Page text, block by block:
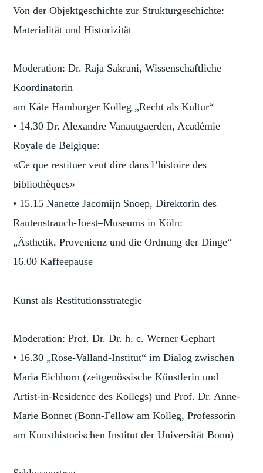
Von der Objektgeschichte zur Strukturgeschichte:
Materialität und Historizität
Moderation: Dr. Raja Sakrani, Wissenschaftliche
Koordinatorin
am Käte Hamburger Kolleg „Recht als Kultur“
• 14.30 Dr. Alexandre Vanautgaerden, Académie
Royale de Belgique:
«Ce que restituer veut dire dans l’histoire des
bibliothèques»
• 15.15 Nanette Jacomijn Snoep, Direktorin des
Rautenstrauch-Joest–Museums in Köln:
„Ästhetik, Provenienz und die Ordnung der Dinge“
16.00 Kaffeepause
Kunst als Restitutionsstrategie
Moderation: Prof. Dr. Dr. h. c. Werner Gephart
• 16.30 „Rose-Valland-Institut“ im Dialog zwischen
Maria Eichhorn (zeitgenössische Künstlerin und
Artist-in-Residence des Kollegs) und Prof. Dr. Anne-
Marie Bonnet (Bonn-Fellow am Kolleg, Professorin
am Kunsthistorischen Institut der Universität Bonn)